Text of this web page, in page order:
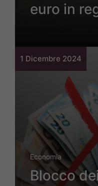
euro in
1 Dicembre 2024
Economia
Blocco